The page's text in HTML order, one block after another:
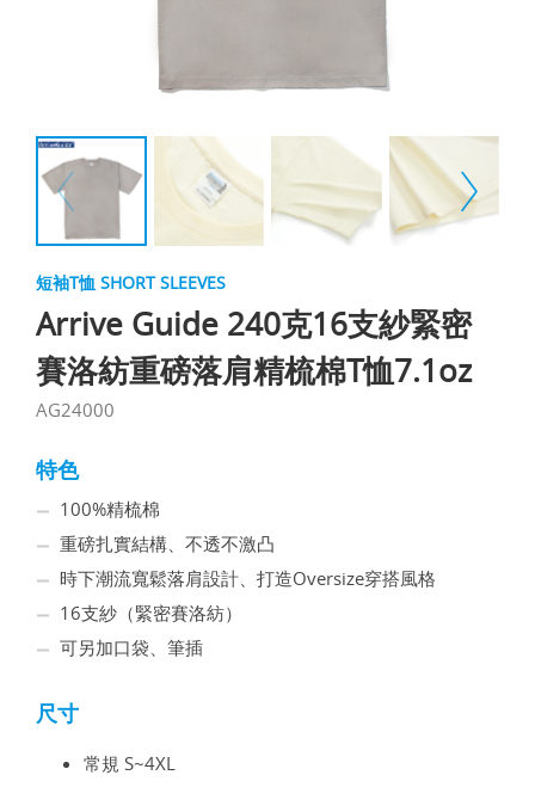
短袖T恤 SHORT SLEEVES
Arrive Guide 240克16支紗緊密
賽洛紡重磅落肩精梳棉T恤7.1oz
AG24000
特色
100%精梳棉
重磅扎實結構、不透不激凸
時下潮流寬鬆落肩設計、打造Oversize穿搭風格
16支紗（緊密賽洛紡）
可另加口袋、筆插
尺寸
常規 S~4XL